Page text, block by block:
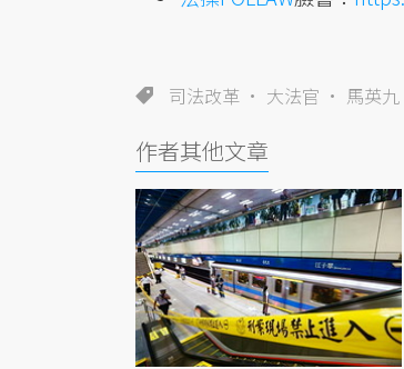
司法改革 大法官 馬英九
作者其他文章